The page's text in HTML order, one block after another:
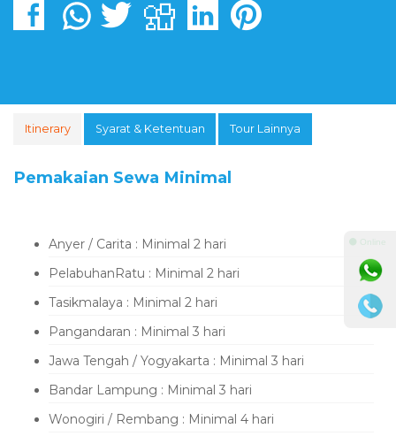
Itinerary Syarat & Ketentuan Tour Lainnya
Pemakaian Sewa Minimal
Anyer / Carita : Minimal 2 hari
PelabuhanRatu : Minimal 2 hari
Tasikmalaya : Minimal 2 hari
Pangandaran : Minimal 3 hari
Jawa Tengah / Yogyakarta : Minimal 3 hari
Bandar Lampung : Minimal 3 hari
Wonogiri / Rembang : Minimal 4 hari
⚫ Online